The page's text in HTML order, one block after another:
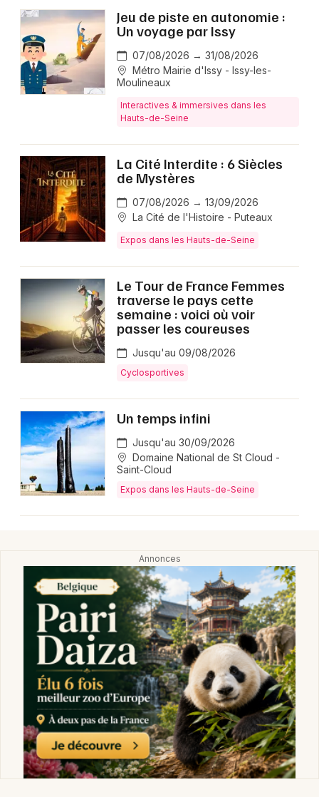
Jeu de piste en autonomie :
Un voyage par Issy
07/08/2026 → 31/08/2026
Métro Mairie d'Issy - Issy-les-
Moulineaux
Interactives & immersives dans les
Hauts-de-Seine
La Cité Interdite : 6 Siècles
de Mystères
07/08/2026 → 13/09/2026
La Cité de l'Histoire - Puteaux
Expos dans les Hauts-de-Seine
Le Tour de France Femmes
traverse le pays cette
semaine : voici où voir
passer les coureuses
Jusqu'au 09/08/2026
Cyclosportives
Un temps infini
Jusqu'au 30/09/2026
Domaine National de St Cloud -
Saint-Cloud
Expos dans les Hauts-de-Seine